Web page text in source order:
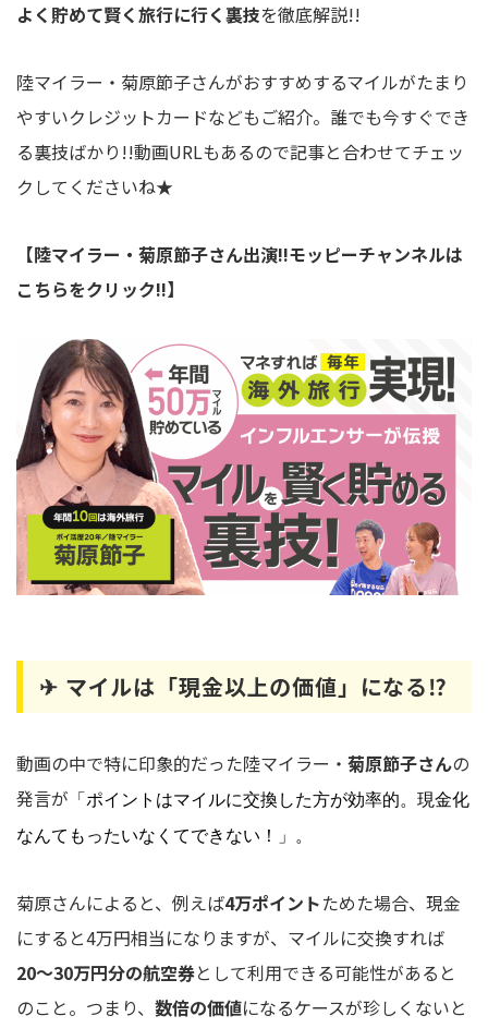
よく貯めて賢く旅行に行く裏技を徹底解説!!
陸マイラー・菊原節子さんがおすすめするマイルがたまり
やすいクレジットカードなどもご紹介。誰でも今すぐでき
る裏技ばかり!!動画URLもあるので記事と合わせてチェッ
クしてくださいね★
【陸マイラー・菊原節子さん出演!!モッピーチャンネルは
こちらをクリック!!】
✈ マイルは「現金以上の価値」になる⁉
動画の中で特に印象的だった陸マイラー・ 菊原節子さんの
発言が 「ポイントはマイルに交換した方が効率的。現金化
なんてもったいなくてできない！」。
菊原さんによると、例えば4万ポイントためた場合、現金
にすると4万円相当になりますが、マイルに交換すれば
20〜30万円分の航空券として利用できる可能性があると
のこと。つまり、 数倍の価値になるケースが珍しくないと